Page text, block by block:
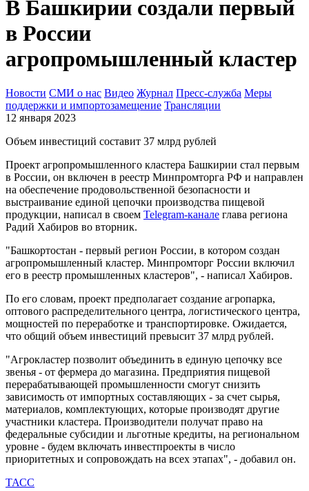
В Башкирии создали первый
в России
агропромышленный кластер
Новости СМИ о нас Видео Журнал Пресс-служба Меры
поддержки и импортозамещение Трансляции
12 января 2023
Объем инвестиций составит 37 млрд рублей
Проект агропромышленного кластера Башкирии стал первым
в России, он включен в реестр Минпромторга РФ и направлен
на обеспечение продовольственной безопасности и
выстраивание единой цепочки производства пищевой
продукции, написал в своем Telegram-канале глава региона
Радий Хабиров во вторник.
"Башкортостан - первый регион России, в котором создан
агропромышленный кластер. Минпромторг России включил
его в реестр промышленных кластеров", - написал Хабиров.
По его словам, проект предполагает создание агропарка,
оптового распределительного центра, логистического центра,
мощностей по переработке и транспортировке. Ожидается,
что общий объем инвестиций превысит 37 млрд рублей.
"Агрокластер позволит объединить в единую цепочку все
звенья - от фермера до магазина. Предприятия пищевой
перерабатывающей промышленности смогут снизить
зависимость от импортных составляющих - за счет сырья,
материалов, комплектующих, которые производят другие
участники кластера. Производители получат право на
федеральные субсидии и льготные кредиты, на региональном
уровне - будем включать инвестпроекты в число
приоритетных и сопровождать на всех этапах", - добавил он.
ТАСС